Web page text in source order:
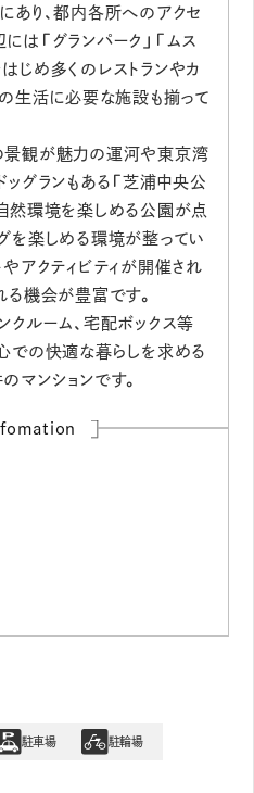
あり、都内各所へのアクセ
は「グランパーク」「ムス
じめ多くのレストランやカ
の生活に必要な施設も揃って
景観が魅力の運河や東京湾
ッグランもある「芝浦中央公
然環境を楽しめる公園が点
を楽しめる環境が整ってい
アクティビティが開催され
る機会が豊富です。
クルーム、宅配ボックス等
での快適な暮らしを求める
マンションです。
駐車場 駐輪場